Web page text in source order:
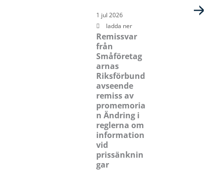
1 jul 2026
ladda ner
Remissvar
från
Småföretag
arnas
Riksförbund
avseende
remiss av
promemoria
n Ändring i
reglerna om
information
vid
prissänknin
gar